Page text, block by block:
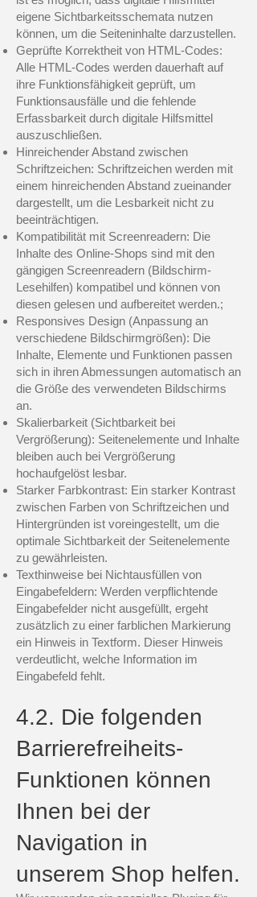
eigene Sichtbarkeitsschemata nutzen
können, um die Seiteninhalte darzustellen.
Geprüfte Korrektheit von HTML-Codes:
Alle HTML-Codes werden dauerhaft auf
ihre Funktionsfähigkeit geprüft, um
Funktionsausfälle und die fehlende
Erfassbarkeit durch digitale Hilfsmittel
auszuschließen.
Hinreichender Abstand zwischen
Schriftzeichen: Schriftzeichen werden mit
einem hinreichenden Abstand zueinander
dargestellt, um die Lesbarkeit nicht zu
beeinträchtigen.
Kompatibilität mit Screenreadern: Die
Inhalte des Online-Shops sind mit den
gängigen Screenreadern (Bildschirm-
Lesehilfen) kompatibel und können von
diesen gelesen und aufbereitet werden.;
Responsives Design (Anpassung an
verschiedene Bildschirmgrößen): Die
Inhalte, Elemente und Funktionen passen
sich in ihren Abmessungen automatisch an
die Größe des verwendeten Bildschirms
an.
Skalierbarkeit (Sichtbarkeit bei
Vergrößerung): Seitenelemente und Inhalte
bleiben auch bei Vergrößerung
hochaufgelöst lesbar.
Starker Farbkontrast: Ein starker Kontrast
zwischen Farben von Schriftzeichen und
Hintergründen ist voreingestellt, um die
optimale Sichtbarkeit der Seitenelemente
zu gewährleisten.
Texthinweise bei Nichtausfüllen von
Eingabefeldern: Werden verpflichtende
Eingabefelder nicht ausgefüllt, ergeht
zusätzlich zu einer farblichen Markierung
ein Hinweis in Textform. Dieser Hinweis
verdeutlicht, welche Information im
Eingabefeld fehlt.
4.2. Die folgenden
Barrierefreiheits-
Funktionen können
Ihnen bei der
Navigation in
unserem Shop helfen.